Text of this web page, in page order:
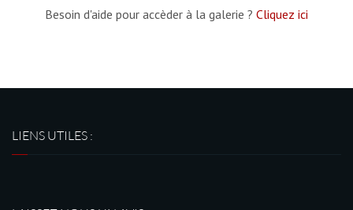
Besoin d'aide pour accèder à la galerie ? Cliquez ici
LIENS UTILES :